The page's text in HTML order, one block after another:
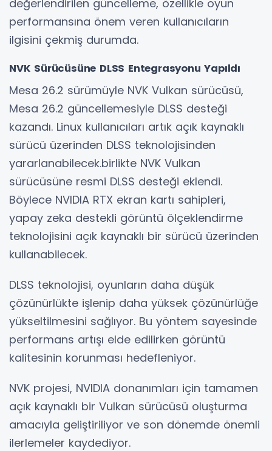
değerlendirilen güncelleme, özellikle oyun
performansına önem veren kullanıcıların
ilgisini çekmiş durumda.
NVK Sürücüsüne DLSS Entegrasyonu Yapıldı
Mesa 26.2 sürümüyle NVK Vulkan sürücüsü,
Mesa 26.2 güncellemesiyle DLSS desteği
kazandı. Linux kullanıcıları artık açık kaynaklı
sürücü üzerinden DLSS teknolojisinden
yararlanabilecek.birlikte NVK Vulkan
sürücüsüne resmi DLSS desteği eklendi.
Böylece NVIDIA RTX ekran kartı sahipleri,
yapay zeka destekli görüntü ölçeklendirme
teknolojisini açık kaynaklı bir sürücü üzerinden
kullanabilecek.
DLSS teknolojisi, oyunların daha düşük
çözünürlükte işlenip daha yüksek çözünürlüğe
yükseltilmesini sağlıyor. Bu yöntem sayesinde
performans artışı elde edilirken görüntü
kalitesinin korunması hedefleniyor.
NVK projesi, NVIDIA donanımları için tamamen
açık kaynaklı bir Vulkan sürücüsü oluşturma
amacıyla geliştiriliyor ve son dönemde önemli
ilerlemeler kaydediyor.